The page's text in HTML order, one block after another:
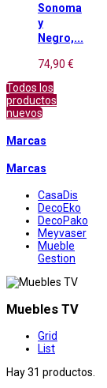
Sonoma
y
Negro,...
74,90 €
Todos los
productos
nuevos
Marcas
Marcas
CasaDis
DecoEko
DecoPako
Meyvaser
Mueble
Gestion
Muebles TV
Grid
List
Hay 31 productos.